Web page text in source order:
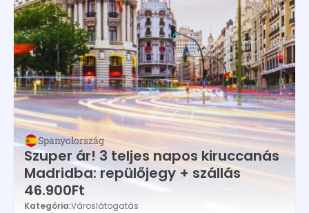
Spanyolország
Szuper ár! 3 teljes napos kiruccanás
Madridba: repülőjegy + szállás
46.900Ft
Kategória:Városlátogatás